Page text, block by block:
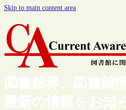
Skip to main content area
図書館界、図書館
最新の情報をお知